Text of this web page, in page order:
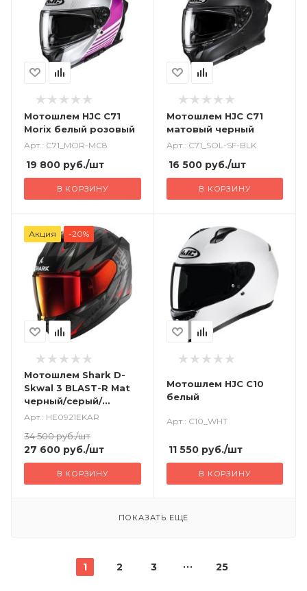
Мотошлем HJC C71
Morix белый розовый
Арт.: C71_MOR-MC8
19 800 руб./шт
В КОРЗИНУ
Мотошлем HJC C71
матовый черный
Арт.: C71_SOL-SF-BLK
16 500руб./шт
В КОРЗИНУ
Акция -20%
Мотошлем Shark D-
Skwal 3 BLAST-R Mat
черный/серый/
красный
Арт.: HE0921EKAR
34 500руб./шт
27 600 руб./шт
В КОРЗИНУ
Мотошлем HJC C10
белый
Арт.: C10_WHT
11 550руб./шт
В КОРЗИНУ
ПОКАЗАТЬ ЕЩЕ
1 2 3 25